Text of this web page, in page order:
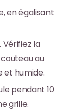
en égalisant
la
au
et humide.
pendant 10
grille.